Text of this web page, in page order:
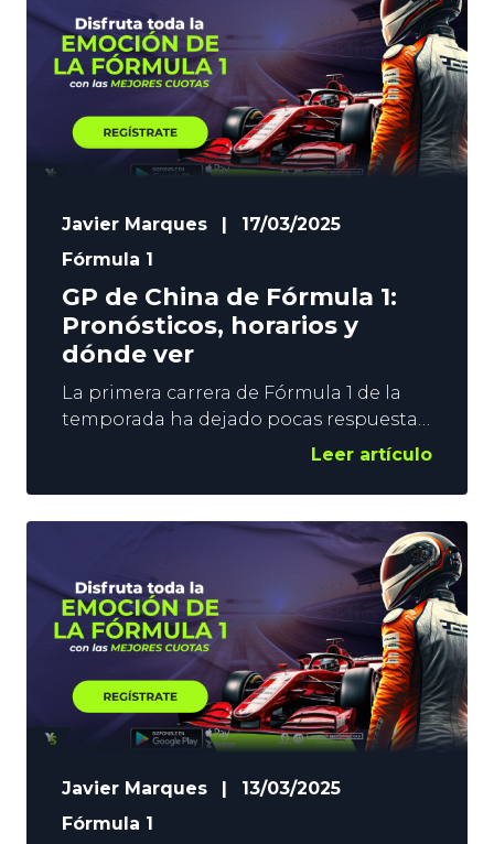
Lando Norris como favorito para
llevarse el título. En
Javier Marques |
17/03/2025
Fórmula 1
GP de China de Fórmula 1:
Pronósticos, horarios y
dónde ver
La primera carrera de Fórmula 1 de la
temporada ha dejado pocas respuestas
y muchas dudas tras un GP de Australia
Carlos Sainz acabaron contra las
protecciones y Max Vertappen se quedó
lejos de un Lando Norris que ya es líder
del mundial. Ahora llega el GP de
Leer artículo
Javier Marques |
13/03/2025
Fórmula 1